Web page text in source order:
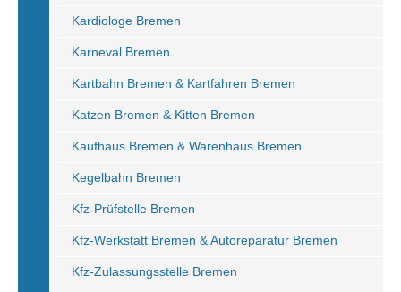
Kardiologe Bremen
Karneval Bremen
Kartbahn Bremen & Kartfahren Bremen
Katzen Bremen & Kitten Bremen
Kaufhaus Bremen & Warenhaus Bremen
Kegelbahn Bremen
Kfz-Prüfstelle Bremen
Kfz-Werkstatt Bremen & Autoreparatur Bremen
Kfz-Zulassungsstelle Bremen